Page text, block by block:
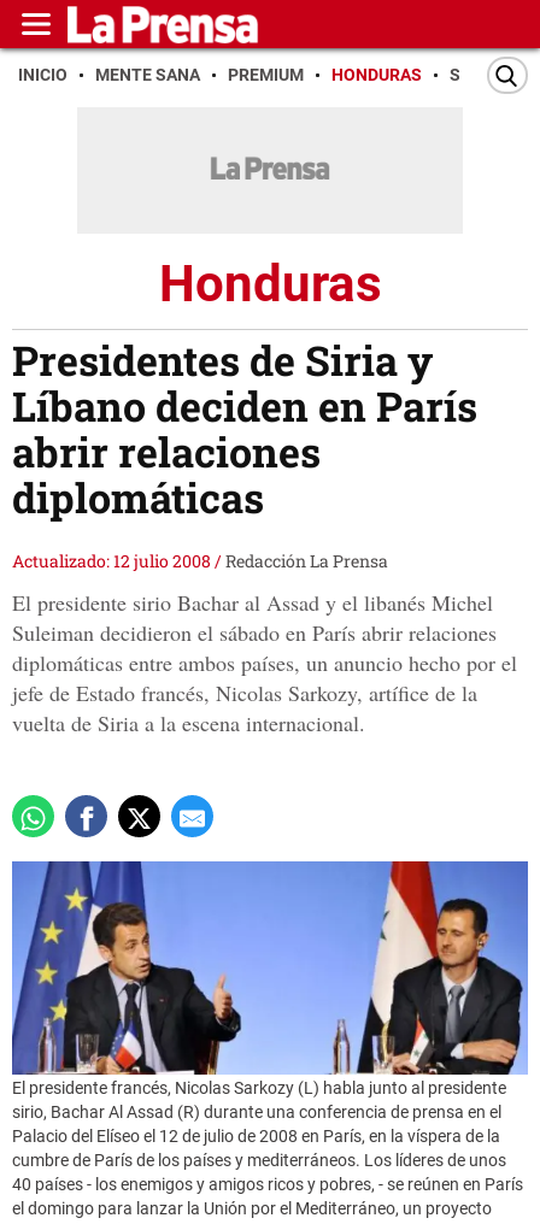
INICIO MENTE SANA PREMIUM HONDURAS SAN PEDRO
Honduras
Presidentes de Siria y
Líbano deciden en París
abrir relaciones
diplomáticas
Actualizado: 12 julio 2008 /Redacción La Prensa
El presidente sirio Bachar al Assad y el libanés Michel
Suleiman decidieron el sábado en París abrir relaciones
diplomáticas entre ambos países, un anuncio hecho por el
jefe de Estado francés, Nicolas Sarkozy, artífice de la
vuelta de Siria a la escena internacional.
El presidente francés, Nicolas Sarkozy (L) habla junto al presidente
sirio, Bachar Al Assad (R) durante una conferencia de prensa en el
Palacio del Elíseo el 12 de julio de 2008 en París, en la víspera de la
cumbre de París de los países y mediterráneos. Los líderes de unos
40 países - los enemigos y amigos ricos y pobres, - se reúnen en París
el domingo para lanzar la Unión por el Mediterráneo, un proyecto